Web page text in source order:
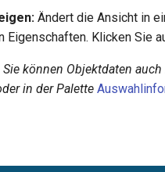
Ändert die Ansicht in
Eigenschaften. Klicken Sie
Sie können Objektdaten
in der Palette